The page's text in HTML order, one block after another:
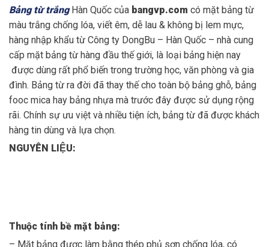
Bảng từ trắngHàn Quốc của bangvp.com có mặt bảng từ
màu trắng chống lóa, viết êm, dễ lau & không bị lem mực,
hàng nhập khẩu từ Công ty DongBu – Hàn Quốc – nhà cung
cấp mặt bảng từ hàng đầu thế giới, là loại bảng hiện nay
được dùng rất phổ biến trong trường học, văn phòng và gia
đình. Bảng từ ra đời đã thay thế cho toàn bộ bảng ghỗ, bảng
fooc mica hay bảng nhựa mà trước đây được sử dụng rộng
rãi. Chính sự ưu việt và nhiều tiện ích, bảng từ đã được khách
hàng tin dùng và lựa chọn.
NGUYÊN LIỆU:
Thuộc tính bề mặt bảng:
– Mặt bảng được làm bằng thép phủ sơn chống lóa, có